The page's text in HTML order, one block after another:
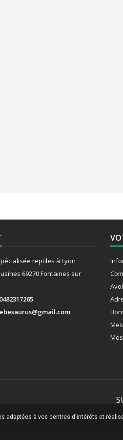
reptiles à Lyon
69270 Fontaines sur
0482317265
adaptées à vos centres d'intérêts et